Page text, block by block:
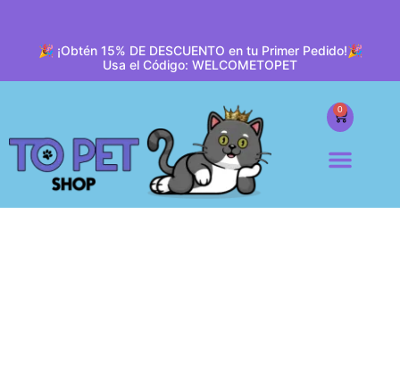
🎉 ¡Obtén 15% DE DESCUENTO en tu Primer Pedido!🎉
Usa el Código: WELCOMETOPET
0